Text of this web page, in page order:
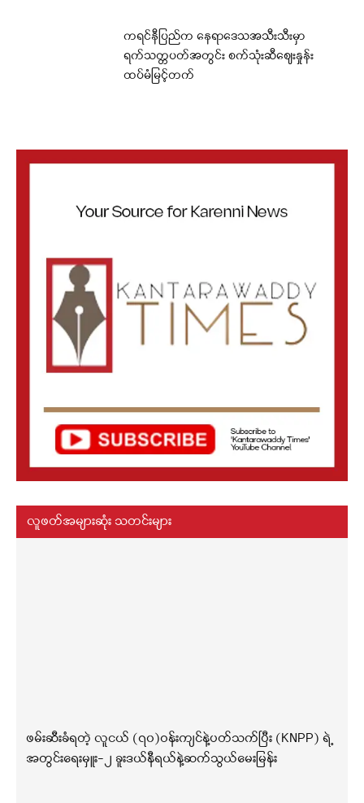
ကရင်နီပြည်က နေရာဒေသအသီးသီးမှာ
ရက်သတ္တပတ်အတွင်း စက်သုံးဆီဈေးနှုန်း
ထပ်မံမြင့်တက်
လူဖတ်အများဆုံး သတင်းများ
ဖမ်းဆီးခံရတဲ့ လူငယ် (၇၀)ဝန်းကျင်နဲ့ပတ်သက်ပြီး (KNPP) ရဲ့
အတွင်းရေးမှူး-၂ ခူးဒယ်နီရယ်နဲ့ဆက်သွယ်မေးမြန်း